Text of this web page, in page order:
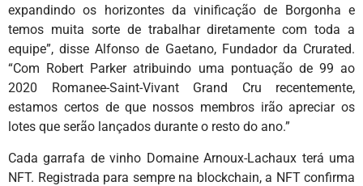
expandindo os horizontes da vinificação de Borgonha e
temos muita sorte de trabalhar diretamente com toda a
equipe”, disse Alfonso de Gaetano, Fundador da Crurated.
“Com Robert Parker atribuindo uma pontuação de 99 ao
2020 Romanee-Saint-Vivant Grand Cru recentemente,
estamos certos de que nossos membros irão apreciar os
lotes que serão lançados durante o resto do ano.”
Cada garrafa de vinho Domaine Arnoux-Lachaux terá uma
NFT. Registrada para sempre na blockchain, a NFT confirma